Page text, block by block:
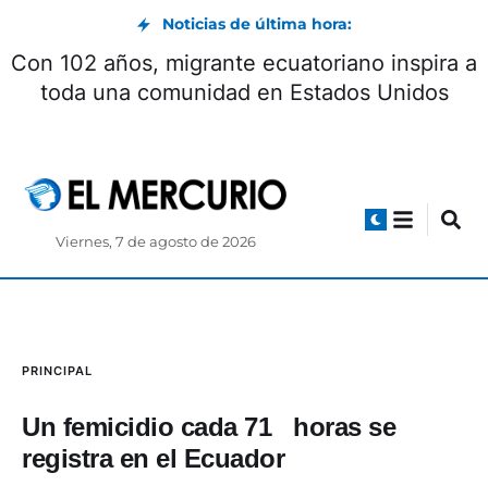
Noticias de última hora:
Con 102 años, migrante ecuatoriano inspira a
toda una comunidad en Estados Unidos
Viernes, 7 de agosto de 2026
PRINCIPAL
Un femicidio cada 71 horas se
registra en el Ecuador